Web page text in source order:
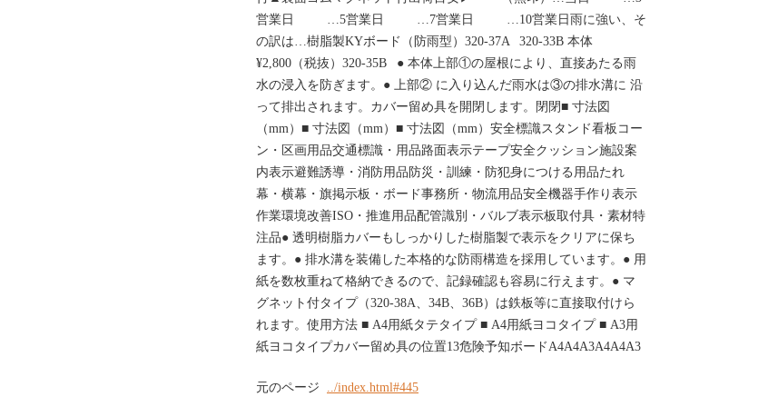
営業日 …5営業日 …7営業日 …10営業日雨に強い、そ
の訳は…樹脂製KYボード（防雨型）320-37A 320-33B 本体
¥2,800（税抜）320-35B ● 本体上部①の屋根により、直接あたる雨
水の浸入を防ぎます。● 上部② に入り込んだ雨水は③の排水溝に 沿
って排出されます。カバー留め具を開閉します。閉閉■ 寸法図
（mm）■ 寸法図（mm）■ 寸法図（mm）安全標識スタンド看板コー
ン・区画用品交通標識・用品路面表示テープ安全クッション施設案
内表示避難誘導・消防用品防災・訓練・防犯身につける用品たれ
幕・横幕・旗掲示板・ボード事務所・物流用品安全機器手作り表示
作業環境改善ISO・推進用品配管識別・バルブ表示板取付具・素材特
注品● 透明樹脂カバーもしっかりした樹脂製で表示をクリアに保ち
ます。● 排水溝を装備した本格的な防雨構造を採用しています。● 用
紙を数枚重ねて格納できるので、記録確認も容易に行えます。● マ
グネット付タイプ（320-38A、34B、36B）は鉄板等に直接取付けら
れます。使用方法 ■ A4用紙タテタイプ ■ A4用紙ヨコタイプ ■ A3用
紙ヨコタイプカバー留め具の位置13危険予知ボードA4A4A3A4A4A3
元のページ ../index.html#445